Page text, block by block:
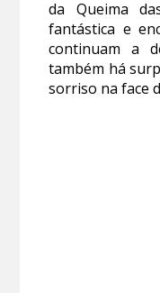
da Queima
fantástica e
continuam a
também há
sorriso na face